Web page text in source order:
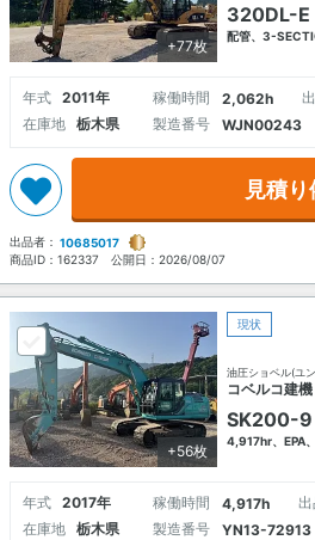
+77枚
320DL-E
配管、3-
年式 2011年 稼働時間 2,062h
在庫地
栃木県 製造番号 WJN00243
見積
出品者： 10685017
商品ID： 162337 公開日： 2026/08/07
+56枚
現状
油圧ショベル(ユ
コベルコ建機
SK200-9
4,917hr、EPA
年式 2017年 稼働時間 4,917h
在庫地
栃木県 製造番号 YN13-72913